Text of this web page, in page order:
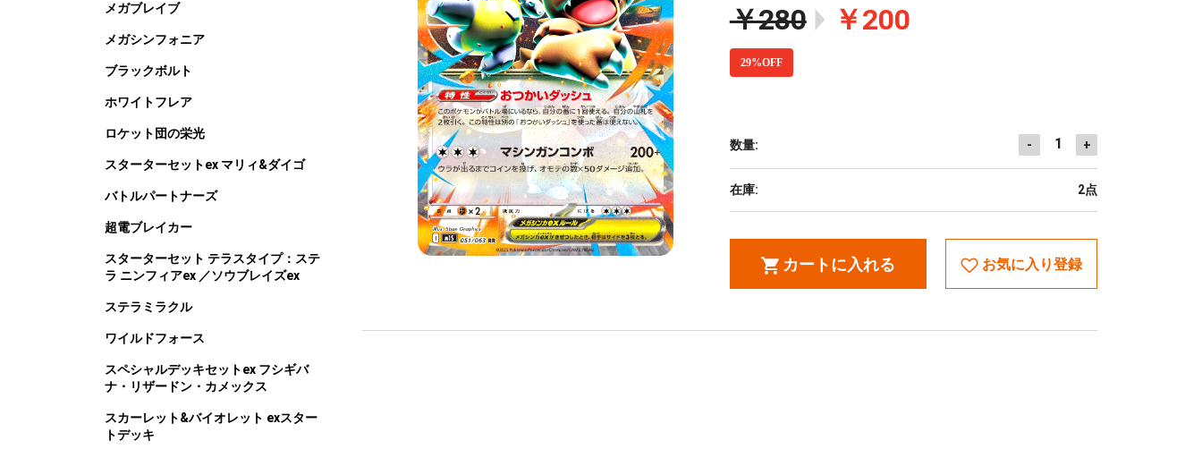
メガブレイブ
メガシンフォニア
ブラックボルト
ホワイトフレア
ロケット団の栄光
スターターセットex マリィ&ダイゴ
バトルパートナーズ
超電ブレイカー
スターターセット テラスタイプ：ステ
ラ ニンフィアex ／ソウブレイズex
ステラミラクル
ワイルドフォース
スペシャルデッキセットex フシギバ
ナ・リザードン・カメックス
スカーレット&バイオレット exスター
トデッキ
￥280 ￥200
29%OFF
数量: - 1 +
在庫: 2点
カートに入れる お気に入り登録